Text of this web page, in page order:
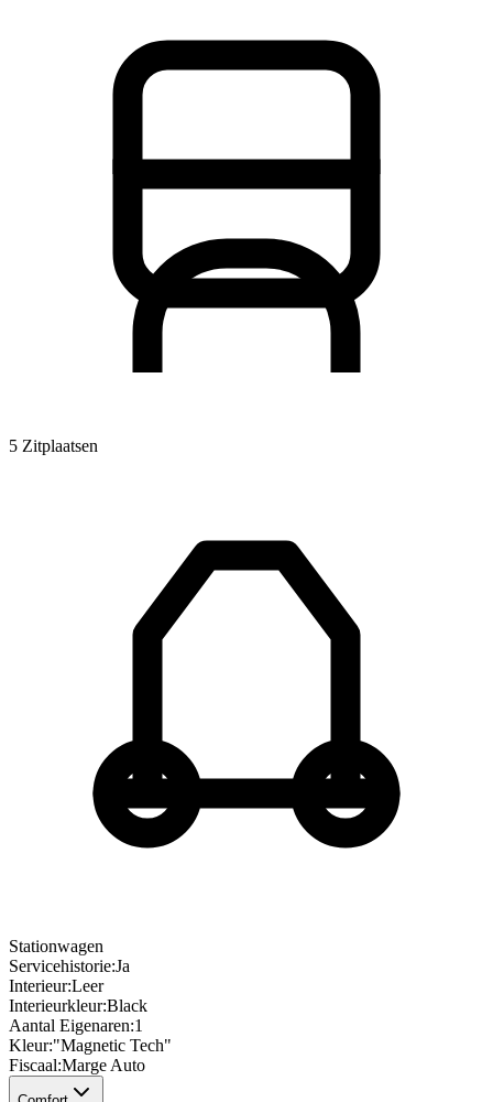
5 Zitplaatsen
Stationwagen
Servicehistorie:Ja
Interieur:Leer
Interieurkleur:Black
Aantal Eigenaren:1
Kleur:"Magnetic Tech"
Fiscaal:Marge Auto